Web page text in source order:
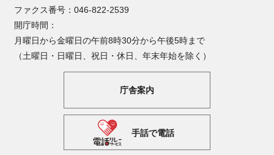
ファクス番号：046-822-2539
開庁時間：
月曜日から金曜日の午前8時30分から午後5時まで
（土曜日・日曜日、祝日・休日、年末年始を除く）
庁舎案内
手話で電話